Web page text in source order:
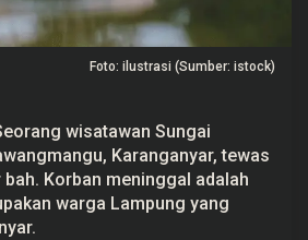
Foto: ilustrasi (Sumber: istock)
wisatawan Sungai
, Karanganyar, tewas
Korban meninggal adalah
warga Lampung yang